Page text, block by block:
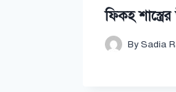
ফিক্হ
BySadia